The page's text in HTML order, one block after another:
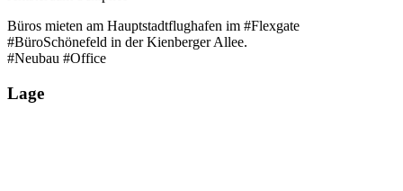
Büros mieten am Hauptstadtflughafen im #Flexgate
#BüroSchönefeld in der Kienberger Allee.
#Neubau #Office
Lage